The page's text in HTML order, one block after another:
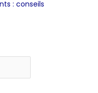
: conseils